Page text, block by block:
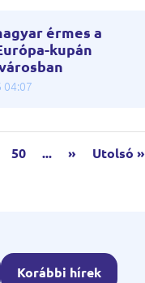
érmes a
kupán
04:07
50 ... » Utolsó »
Korábbi hírek